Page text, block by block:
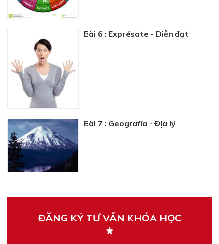
Bài 6 : Exprésate - Diễn đạt
Bài 7 : Geografía - Địa lý
ĐĂNG KÝ TƯ VẤN KHÓA HỌC